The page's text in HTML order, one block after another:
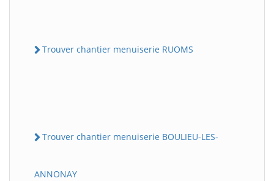
Trouver chantier menuiserie RUOMS
Trouver chantier menuiserie BOULIEU-LES-
ANNONAY